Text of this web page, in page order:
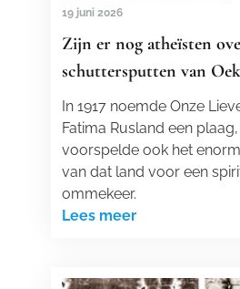
19 juni 2026
Zijn er nog atheïsten
schuttersputten van
In 1917 noemde Onze
Fatima Rusland een
voorspelde ook het
van dat land voor een
ommekeer.
Lees meer